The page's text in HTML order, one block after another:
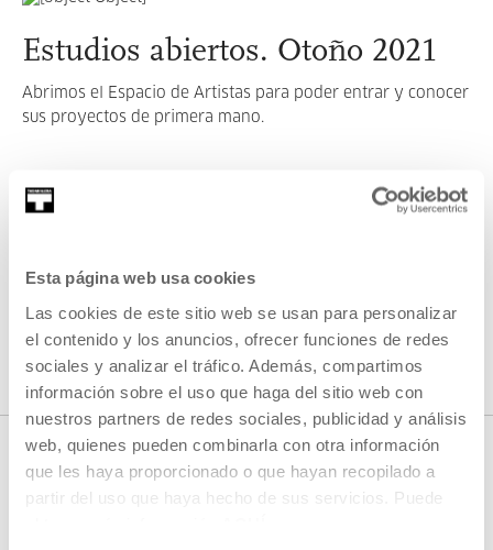
Esta página web usa cookies
Las cookies de este sitio web se usan para personalizar
el contenido y los anuncios, ofrecer funciones de redes
sociales y analizar el tráfico. Además, compartimos
información sobre el uso que haga del sitio web con
nuestros partners de redes sociales, publicidad y análisis
web, quienes pueden combinarla con otra información
que les haya proporcionado o que hayan recopilado a
partir del uso que haya hecho de sus servicios. Puede
Estudios abiertos. Otoño 2021
Abrimos el Espacio de Artistas para poder entrar y conocer
sus proyectos de primera mano.
LEER MÁS